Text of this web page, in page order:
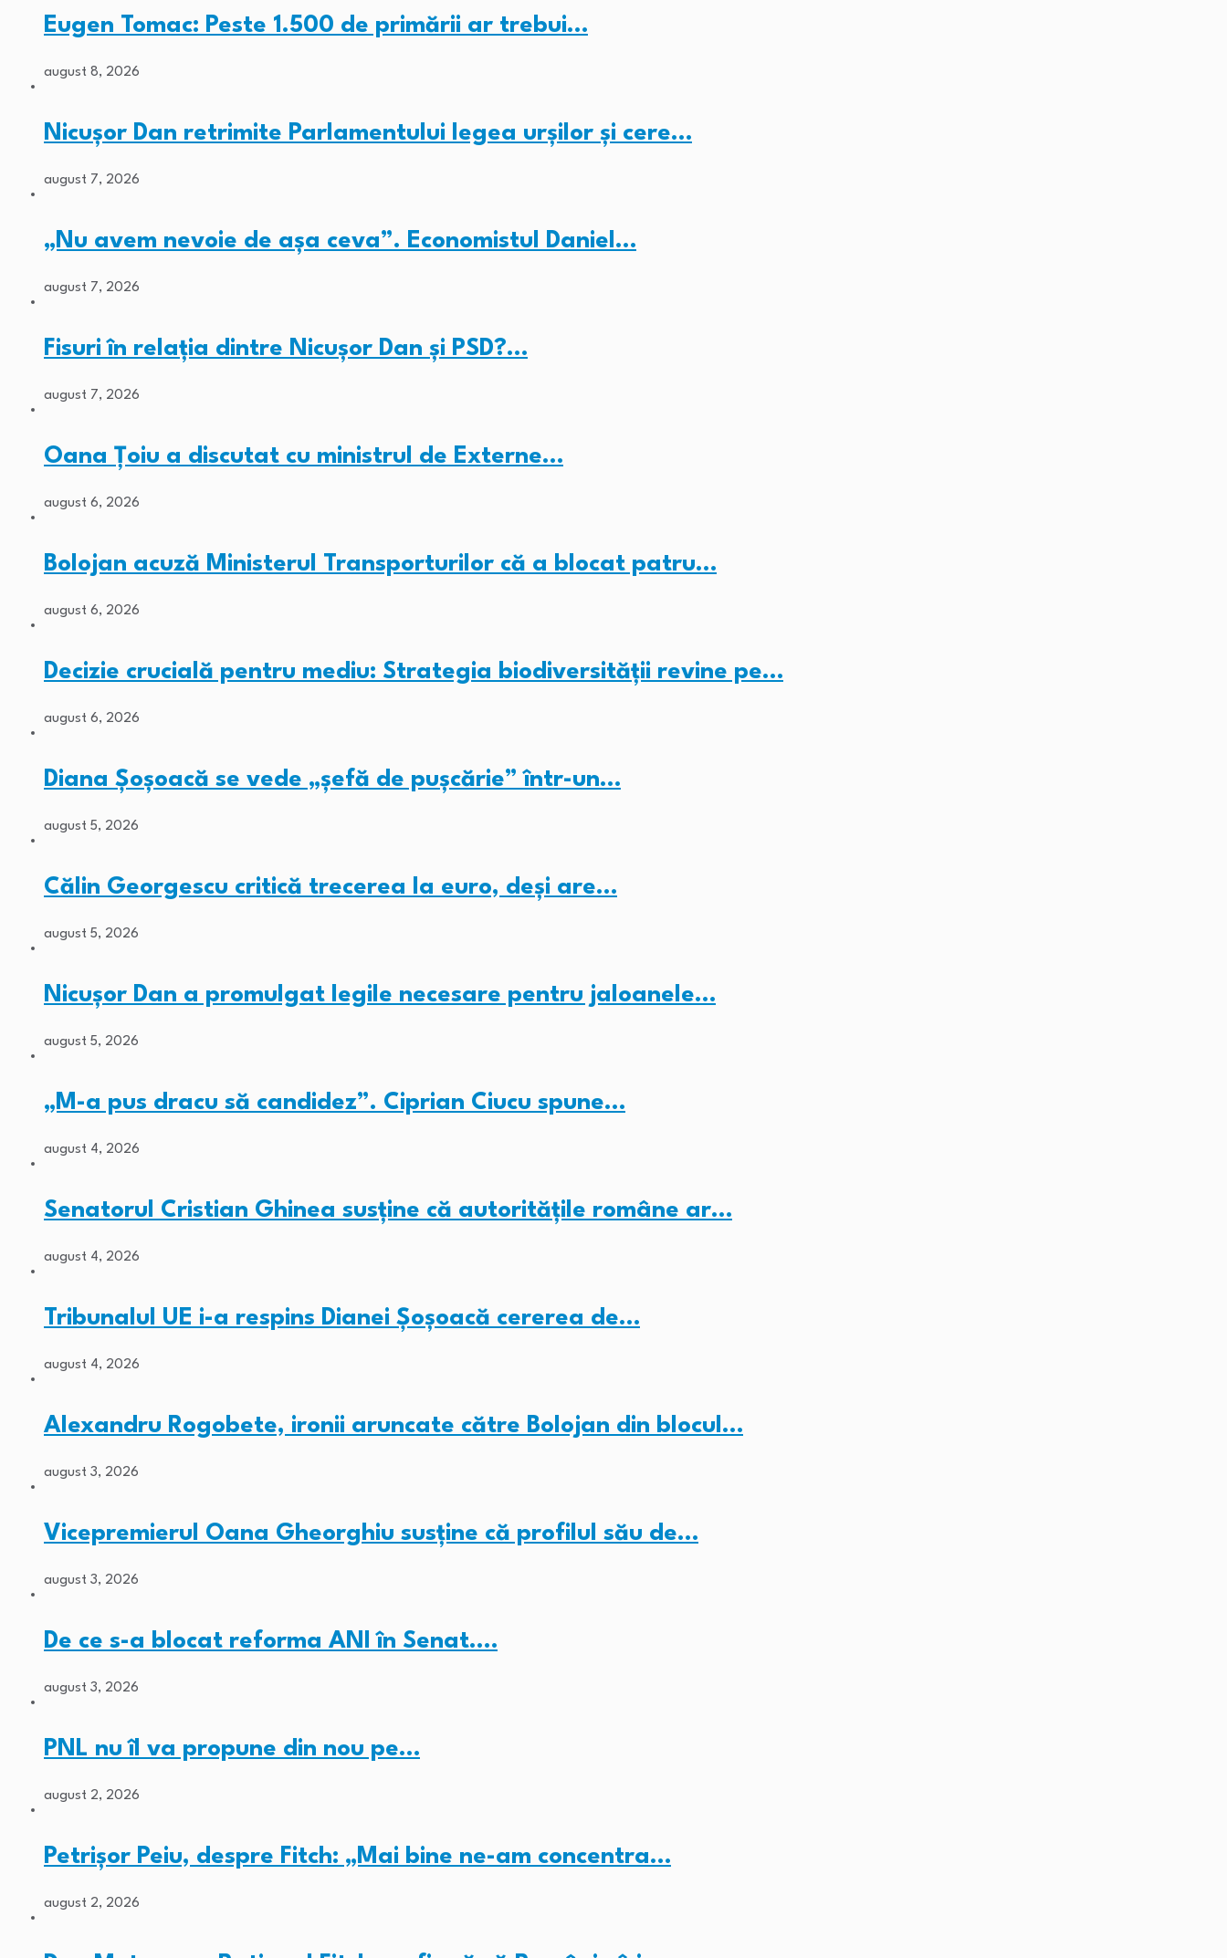
Eugen Tomac: Peste 1.500 de primării ar trebui…
august 8, 2026
Nicușor Dan retrimite Parlamentului legea urșilor și cere…
august 7, 2026
„Nu avem nevoie de așa ceva”. Economistul Daniel…
august 7, 2026
Fisuri în relația dintre Nicușor Dan și PSD?…
august 7, 2026
Oana Țoiu a discutat cu ministrul de Externe…
august 6, 2026
Bolojan acuză Ministerul Transporturilor că a blocat patru…
august 6, 2026
Decizie crucială pentru mediu: Strategia biodiversității revine pe…
august 6, 2026
Diana Șoșoacă se vede „șefă de pușcărie” într-un…
august 5, 2026
Călin Georgescu critică trecerea la euro, deși are…
august 5, 2026
Nicușor Dan a promulgat legile necesare pentru jaloanele…
august 5, 2026
„M-a pus dracu să candidez”. Ciprian Ciucu spune…
august 4, 2026
Senatorul Cristian Ghinea susține că autoritățile române ar…
august 4, 2026
Tribunalul UE i-a respins Dianei Șoșoacă cererea de…
august 4, 2026
Alexandru Rogobete, ironii aruncate către Bolojan din blocul…
august 3, 2026
Vicepremierul Oana Gheorghiu susține că profilul său de…
august 3, 2026
De ce s-a blocat reforma ANI în Senat.…
august 3, 2026
PNL nu îl va propune din nou pe…
august 2, 2026
Petrișor Peiu, despre Fitch: „Mai bine ne-am concentra…
august 2, 2026